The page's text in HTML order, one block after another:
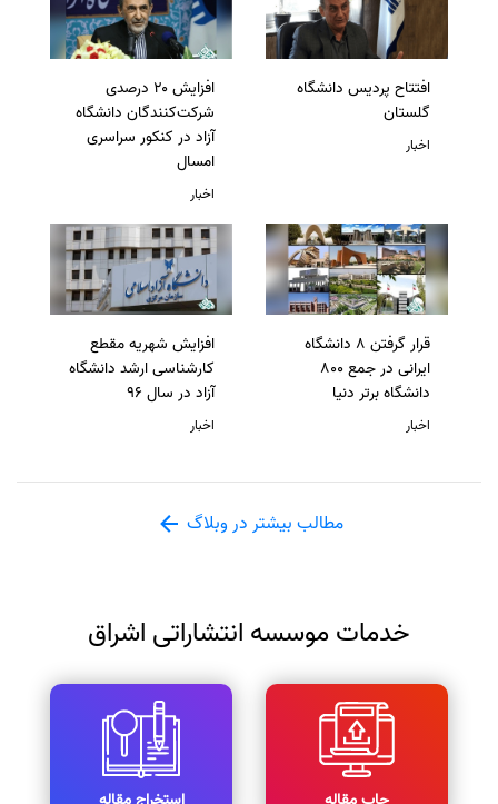
افتتاح پردیس دانشگاه
گلستان
اخبار
افزایش ۲۰ درصدی
شرکت‌کنندگان دانشگاه
آزاد در کنکور سراسری
امسال
اخبار
قرار گرفتن 8 دانشگاه
ایرانی در جمع 800
دانشگاه برتر دنیا
اخبار
افزایش شهریه مقطع
کارشناسی ارشد دانشگاه
آزاد در سال 96
اخبار
مطالب بیشتر در وبلاگ
خدمات موسسه انتشاراتی اشراق